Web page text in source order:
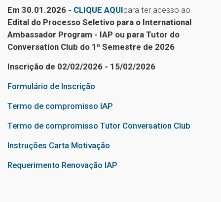
Em 30.01.2026 - CLIQUE AQUIpara ter acesso ao
Edital do Processo Seletivo para o International
Ambassador Program - IAP ou para Tutor do
Conversation Club do 1º Semestre de 2026
Inscrição de 02/02/2026 - 15/02/2026
Formulário de Inscrição
Termo de compromisso IAP
Termo de compromisso Tutor Conversation Club
Instruções Carta Motivação
Requerimento Renovação IAP